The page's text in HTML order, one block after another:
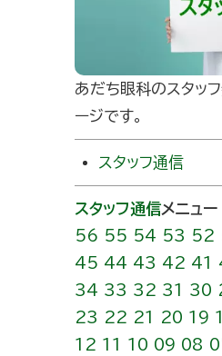
あだち眼科のスタッ
ージです。
スタッフ通信
スタッフ通信メニュー
56 55 54 53 52
45 44 43 42 41
34 33 32 31 30
23 22 21 20 19
12 11 10 09 08